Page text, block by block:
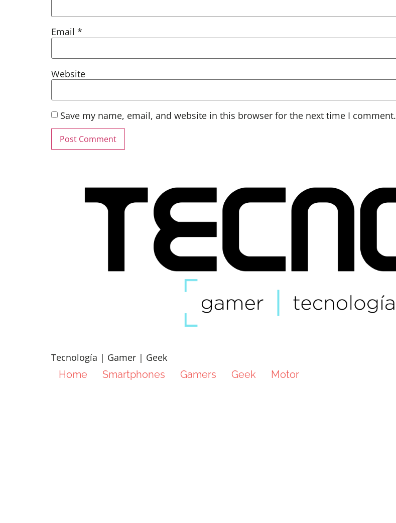
Email *
Website
Save my name, email, and website in this browser for the next time I comment.
Tecnología | Gamer | Geek
Home
Smartphones Gamers Geek Motor